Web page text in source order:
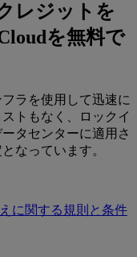
レジットを
を無料で
ラを使用して迅速に
トもなく、ロックイ
タセンターに適用さ
なっています。
に関する規則と条件